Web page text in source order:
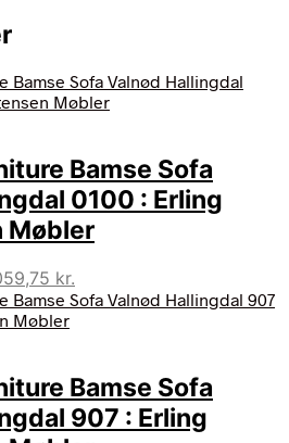
Bamse Sofa
0100 : Erling
Møbler
kr.
aktuelle
Bamse Sofa
907 : Erling